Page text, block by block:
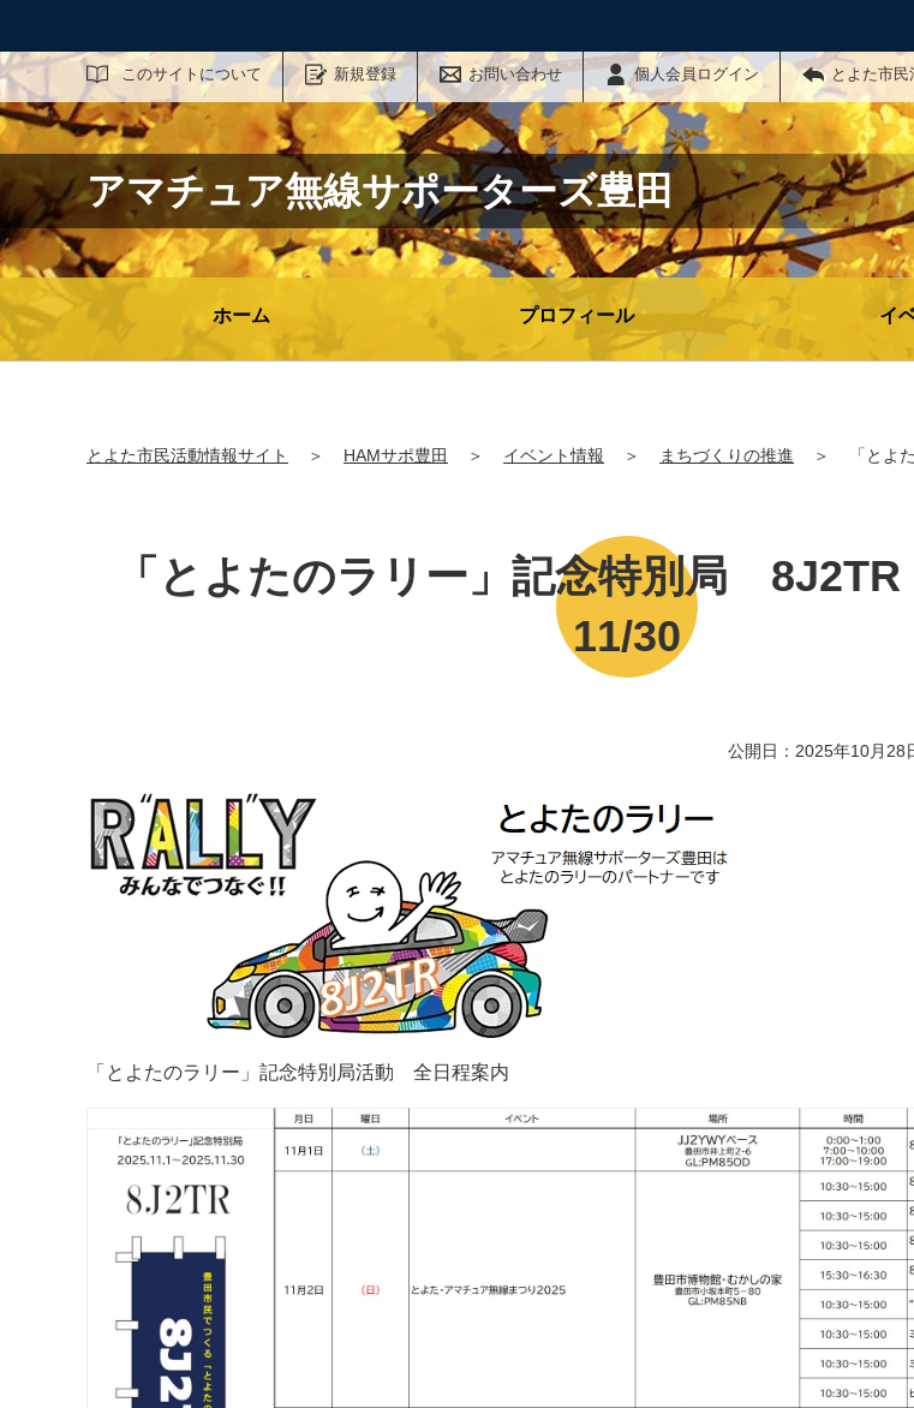
このサイトについて 新規登録 お問い合わせ 個人会員ログイン とよた市
サイト内検索
アマチュア無線サポーターズ豊田
ホーム プロフィール イ
とよた市民活動情報サイト ＞ HAMサポ豊田 ＞ イベント情報 ＞ まちづくりの推進 ＞ 「とよ
「とよたのラリー」記念特別局 8J2TR
11/30
公開日：2025年10月
「とよたのラリー」記念特別局活動 全日程案内